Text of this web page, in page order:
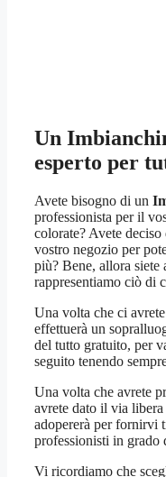
Un
esperto per
Avete bisogno di un
professionista per il
colorate? Avete
vostro negozio per
più? Bene, allora
rappresentiamo ciò di
Una volta che ci
effettuerà un
del tutto gratuito, per
seguito tenendo
Una volta che avrete
avrete dato il via libera
adopererà per fornirvi
professionisti in grado
Vi ricordiamo che